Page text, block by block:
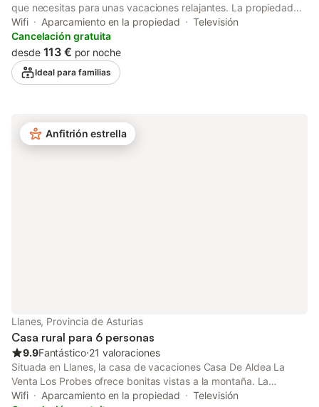
que necesitas para unas vacaciones relajantes. La propiedad
de 150 m² consta de un salón, 2 dormitorios y 1 baño, por lo
que puede acomodar a 6 personas. Los servicios adicionales
incluyen Wi-Fi, televisión y lavadora. Escápese a la casa rural y
relájese en el tranquilo entorno de su jardín privado, perfecto
para mañanas tranquilas. Hay una plaza de aparcamiento
inmueble no dispone de aire acondicionado.
Wifi Aparcamiento en la propiedad
Televisión
Cancelación gratuita
desde 113 € por noche
Ideal para familias
Anfitrión estrella
Llanes, Provincia de Asturias
Casa rural para 6 personas
9.9Fantástico⋅21 valoraciones
Situada en Llanes, la casa de vacaciones Casa De Aldea La
Venta Los Probes ofrece bonitas vistas a la montaña. La
propiedad de 2 plantas consta de un salón, una cocina
Wifi Aparcamiento en la propiedad
Televisión